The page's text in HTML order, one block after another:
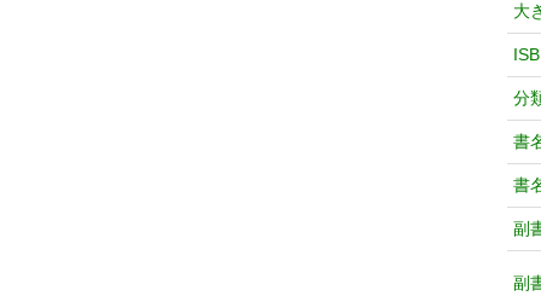
大
分
書
書
副
副